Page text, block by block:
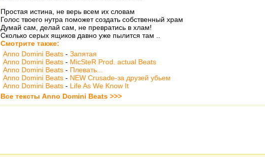
Простая истина, не верь всем их словам
Голос твоего нутра поможет создать собственный храм
Думай сам, делай сам, не превратись в хлам!
Сколько серых ящиков давно уже пылится там ..
Смотрите также:
Anno Domini Beats - Запятая
Anno Domini Beats - MicSteR Prod. actual Beats
Anno Domini Beats - Плевать...
Anno Domini Beats - NEW Crusade-за друзей убьем
Anno Domini Beats - Life As We Know It
Все тексты Anno Domini Beats >>>